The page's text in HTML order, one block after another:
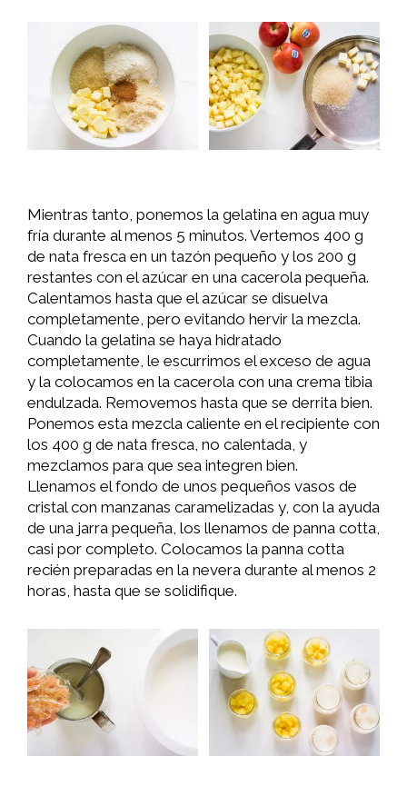
Mientras tanto, ponemos la gelatina en agua muy
fría durante al menos 5 minutos. Vertemos 400 g
de nata fresca en un tazón pequeño y los 200 g
restantes con el azúcar en una cacerola pequeña.
Calentamos hasta que el azúcar se disuelva
completamente, pero evitando hervir la mezcla.
Cuando la gelatina se haya hidratado
completamente, le escurrimos el exceso de agua
y la colocamos en la cacerola con una crema tibia
endulzada. Removemos hasta que se derrita bien.
Ponemos esta mezcla caliente en el recipiente con
los 400 g de nata fresca, no calentada, y
mezclamos para que sea integren bien.
Llenamos el fondo de unos pequeños vasos de
cristal con manzanas caramelizadas y, con la ayuda
de una jarra pequeña, los llenamos de panna cotta,
casi por completo. Colocamos la panna cotta
recién preparadas en la nevera durante al menos 2
horas, hasta que se solidifique.